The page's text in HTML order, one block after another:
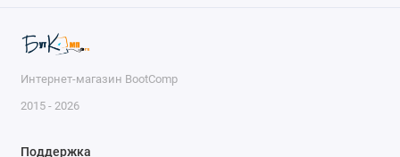
Интернет-магазин BootComp
2015 - 2026
Поддержка